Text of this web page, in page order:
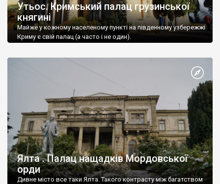
Утьос. Кримський палац грузинської
княгині
Майже у кожному населеному пункті на південному узбережжі
Криму є свій палац (а часто і не один).
Ялта . Палац нащадків Мордовської
орди
Дивне місто все таки Ялта. Такого контрасту між багатством